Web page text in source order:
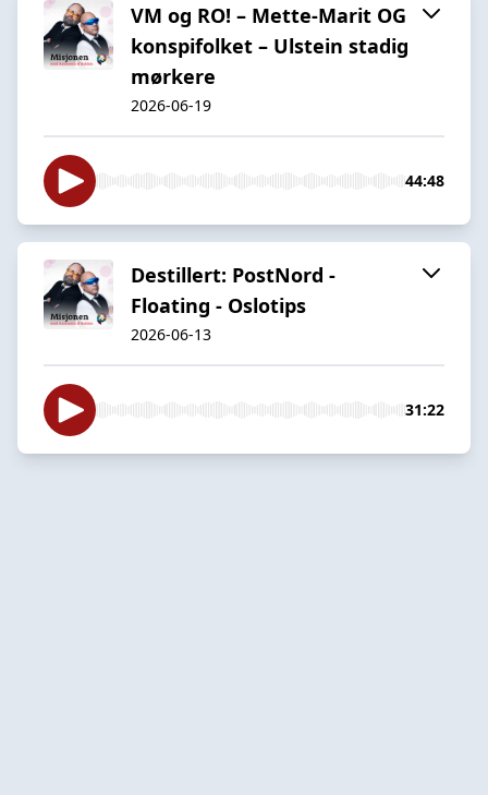
VM og RO! – Mette-Marit OG
konspifolket – Ulstein stadig
mørkere
2026-06-19
44:48
Destillert: PostNord -
Floating - Oslotips
2026-06-13
31:22